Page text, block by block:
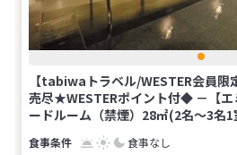
【tabiwaトラベル/WESTER会員
売尽★WESTERポイント付◆ －【エ
ードルーム（禁煙）28㎡(2名～3名1
食事なし